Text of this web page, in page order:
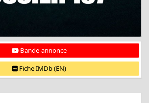
Bande-annonce
Fiche IMDb (EN)